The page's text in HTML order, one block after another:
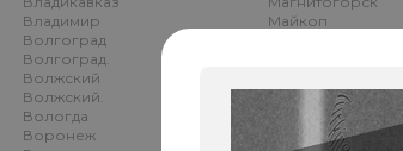
Владимир
Волгоград
Волгоград.
Волжский
Волжский.
Вологда
Воронеж
Майкоп
Москва
Мурманск
Набережные